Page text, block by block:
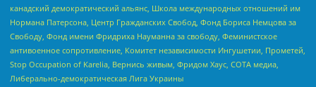
канадский демократический альянс, Школа международных отношений им
Нормана Патерсона, Центр Гражданских Свобод, Фонд Бориса Немцова за
Свободу, Фонд имени Фридриха Науманна за свободу, Феминистское
антивоенное сопротивление, Комитет независимости Ингушетии, Прометей,
Stop Occupation of Karelia, Вернись живым, Фридом Хаус, СОТА медиа,
Либерально-демократическая Лига Украины